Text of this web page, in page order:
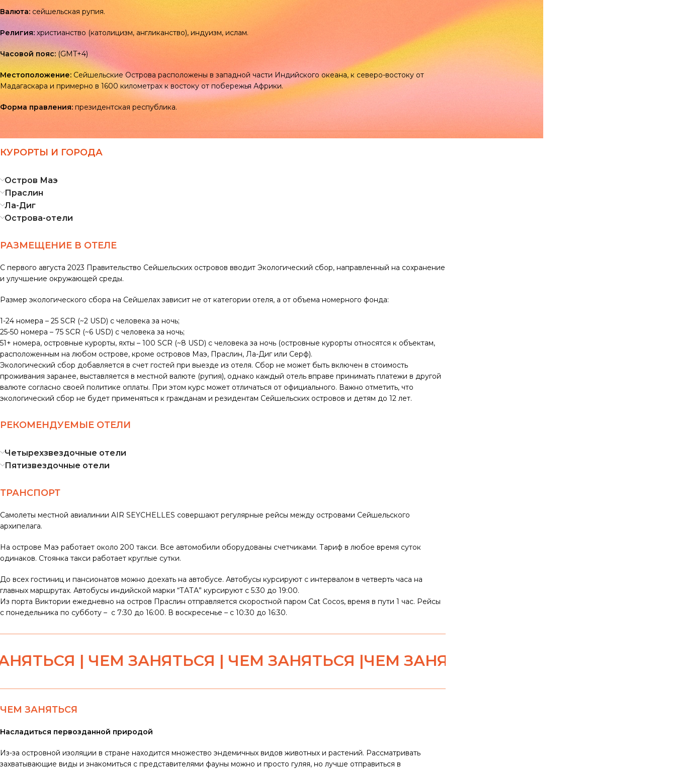
Валюта: сейшельская рупия.
Религия: христианство (католицизм, англиканство), индуизм, ислам.
Часовой пояс:(GMT+4)
Местоположение: Сейшельские Острова расположены в западной части Индийского океана, к северо-востоку от
Мадагаскара и примерно в 1600 километрах к востоку от побережья Африки.
Форма правления: президентская республика.
КУРОРТЫ И ГОРОДА
Остров Маэ
Праслин
Ла-Диг
Острова-отели
РАЗМЕЩЕНИЕ В ОТЕЛЕ
С первого августа 2023 Правительство Сейшельских островов вводит Экологический сбор, направленный на сохранение
и улучшение окружающей среды.
Размер экологического сбора на Сейшелах зависит не от категории отеля, а от объема номерного фонда:
1-24 номера – 25 SCR (~2 USD) с человека за ночь;
25-50 номера – 75 SCR (~6 USD) с человека за ночь;
51+ номера, островные курорты, яхты – 100 SCR (~8 USD) с человека за ночь (островные курорты относятся к объектам,
расположенным на любом острове, кроме островов Маэ, Праслин, Ла-Диг или Серф).
Экологический сбор добавляется в счет гостей при выезде из отеля. Сбор не может быть включен в стоимость
проживания заранее, выставляется в местной валюте (рупия), однако каждый отель вправе принимать платежи в другой
валюте согласно своей политике оплаты. При этом курс может отличаться от официального. Важно отметить, что
экологический сбор не будет применяться к гражданам и резидентам Сейшельских островов и детям до 12 лет.
РЕКОМЕНДУЕМЫЕ ОТЕЛИ
Четырехзвездочные отели
Пятизвездочные отели
ТРАНСПОРТ
Самолеты местной авиалинии AIR SEYCHELLES совершают регулярные рейсы между островами Сейшельского
архипелага.
На острове Маэ работает около 200 такси. Все автомобили оборудованы счетчиками. Тариф в любое время суток
одинаков. Стоянка такси работает круглые сутки.
До всех гостиниц и пансионатов можно доехать на автобусе. Автобусы курсируют с интервалом в четверть часа на
главных маршрутах. Автобусы индийской марки “ТАТА” курсируют с 5:30 до 19:00.
Из порта Виктории ежедневно на остров Праслин отправляется скоростной паром Cat Cocos, время в пути 1 час. Рейсы
с понедельника по субботу – с 7:30 до 16:00. В воскресенье – с 10:30 до 16:30.
| ЧЕМ ЗАНЯТЬСЯ | ЧЕМ ЗАНЯТЬСЯ |ЧЕМ ЗАНЯТЬСЯ | ЧЕМ ЗАНЯТЬСЯ | ЧЕМ
ЧЕМ ЗАНЯТЬСЯ
Насладиться первозданной природой
Из-за островной изоляции в стране находится множество эндемичных видов животных и растений. Рассматривать
захватывающие виды и знакомиться с представителями фауны можно и просто гуляя, но лучше отправиться в